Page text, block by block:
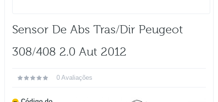
Sensor De Abs Tras/dir Peugeot
308/408 2.0 Aut 2012
0 Avaliações